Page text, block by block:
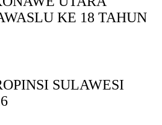
KE 18 TAHUN
SULAWESI